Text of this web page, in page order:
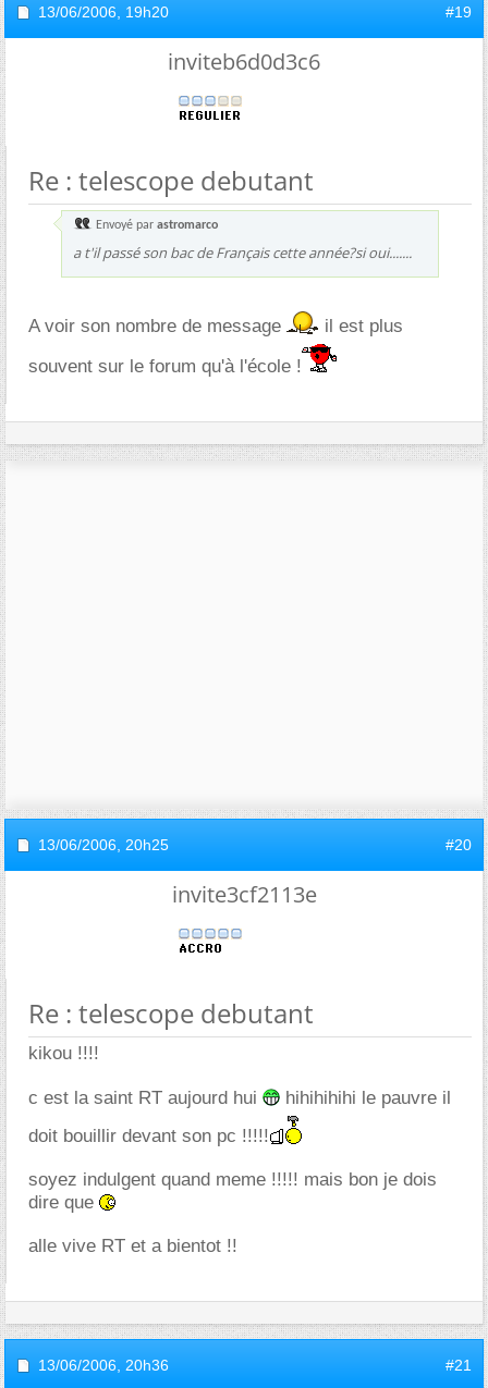
13/06/2006, 19h20 #19
inviteb6d0d3c6
Re : telescope debutant
Envoyé par astromarco
a t'il passé son bac de Français cette année?si oui.......
A voir son nombre de message
il est plus
souvent sur le forum qu'à l'école !
13/06/2006, 20h25 #20
invite3cf2113e
Re : telescope debutant
kikou !!!!
c est la saint RT aujourd hui
hihihihihi le pauvre il
doit bouillir devant son pc !!!!!
soyez indulgent quand meme !!!!! mais bon je dois
dire que
alle vive RT et a bientot !!
13/06/2006, 20h36 #21